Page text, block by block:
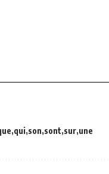
qui son sont sur une